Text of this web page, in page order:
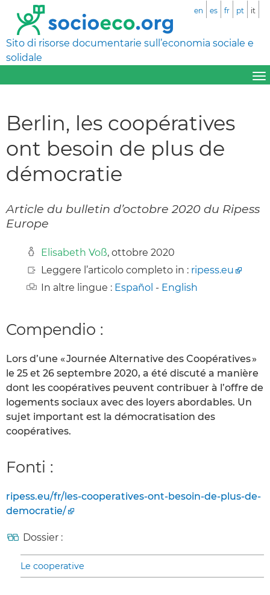
Sito di risorse documentarie sull’economia sociale e
solidale
en es fr pt it
Berlin, les coopératives
ont besoin de plus de
démocratie
Article du bulletin d’octobre 2020 du Ripess
Europe
Elisabeth Voß, ottobre 2020
Leggere l’articolo completo in : ripess.eu
In altre lingue : Español - English
Compendio :
Lors d’une « Journée Alternative des Coopératives »
le 25 et 26 septembre 2020, a été discuté a manière
dont les coopératives peuvent contribuer à l’offre de
logements sociaux avec des loyers abordables. Un
sujet important est la démocratisation des
coopératives.
Fonti :
ripess.eu/fr/les-cooperatives-ont-besoin-de-plus-de-
democratie/
Dossier :
Le cooperative